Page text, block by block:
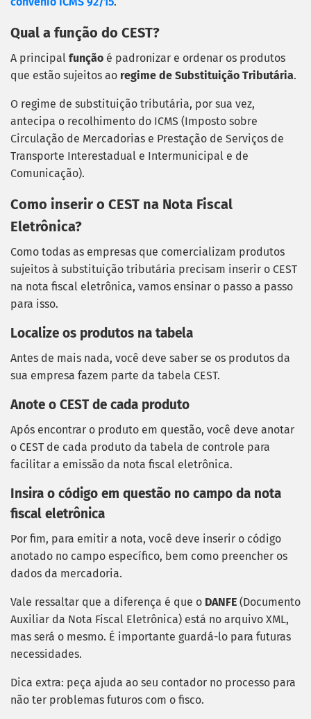
Qual a função do CEST?
A principal função é padronizar e ordenar os produtos
que estão sujeitos ao regime de Substituição Tributária.
O regime de substituição tributária, por sua vez,
antecipa o recolhimento do ICMS (Imposto sobre
Circulação de Mercadorias e Prestação de Serviços de
Transporte Interestadual e Intermunicipal e de
Comunicação).
Como inserir o CEST na Nota Fiscal
Eletrônica?
Como todas as empresas que comercializam produtos
sujeitos à substituição tributária precisam inserir o CEST
na nota fiscal eletrônica, vamos ensinar o passo a passo
para isso.
Localize os produtos na tabela
Antes de mais nada, você deve saber se os produtos da
sua empresa fazem parte da tabela CEST.
Anote o CEST de cada produto
Após encontrar o produto em questão, você deve anotar
o CEST de cada produto da tabela de controle para
facilitar a emissão da nota fiscal eletrônica.
Insira o código em questão no campo da nota
fiscal eletrônica
Por fim, para emitir a nota, você deve inserir o código
anotado no campo específico, bem como preencher os
dados da mercadoria.
Vale ressaltar que a diferença é que o DANFE (Documento
Auxiliar da Nota Fiscal Eletrônica) está no arquivo XML,
mas será o mesmo. É importante guardá-lo para futuras
necessidades.
Dica extra: peça ajuda ao seu contador no processo para
não ter problemas futuros com o fisco.